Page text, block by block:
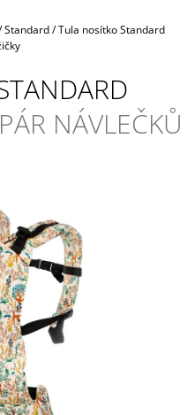
Standard/Tula nosítko Standard
NÁVLEČKŮ